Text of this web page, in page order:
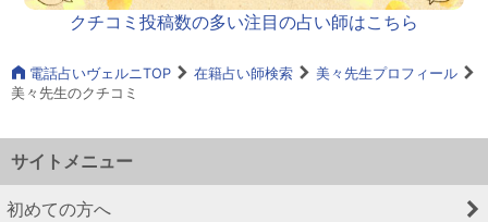
クチコミ投稿数の多い注目の占い師はこちら
電話占いヴェルニTOP 在籍占い師検索
美々先生プロフィール
美々先生のクチコミ
サイトメニュー
初めての方へ